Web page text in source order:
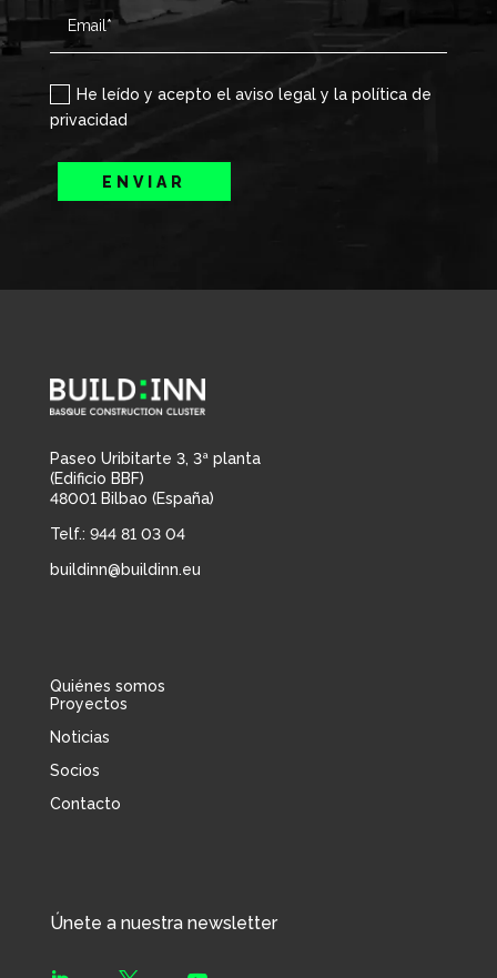
He leído y acepto el aviso legal y la política de
privacidad
ENVIAR
Paseo Uribitarte 3, 3ª planta
(Edificio BBF)
48001 Bilbao (España)
Telf.: 944 81 03 04
buildinn@buildinn.eu
Quiénes somos
Proyectos
Noticias
Socios
Contacto
Únete a nuestra newsletter